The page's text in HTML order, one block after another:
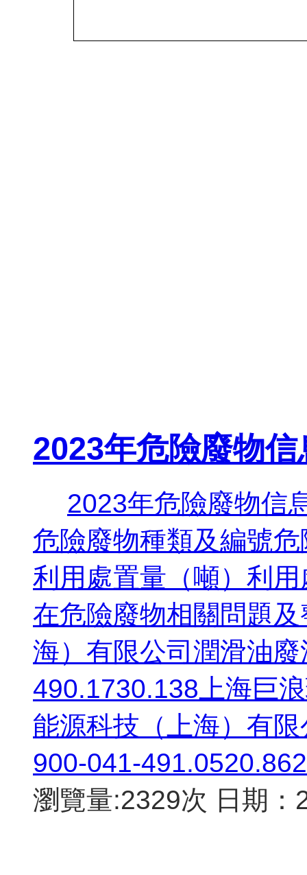
2023年危險廢物信
2023年危險廢物信
危險廢物種類及編號
利用處置量（噸）利
在危險廢物相關問題
海）有限公司潤滑油
490.1730.138上海巨
能源科技（上海）有
900-041-
瀏覽量:2329次 日期